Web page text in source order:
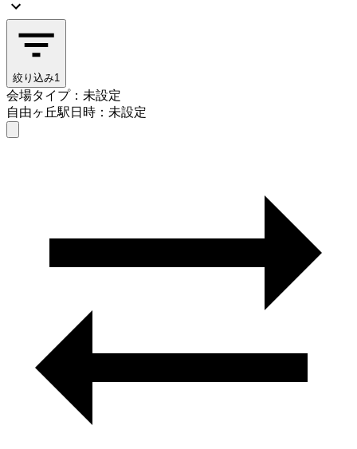
絞り込み1
会場タイプ：未設定
自由ヶ丘駅日時：未設定